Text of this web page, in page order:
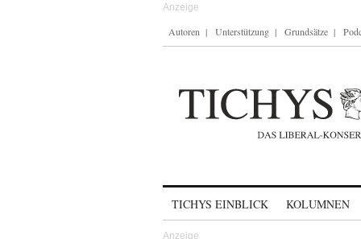
Autoren Unterstützung Grundsätze
TICHYS EINBLICK KOLUMNEN